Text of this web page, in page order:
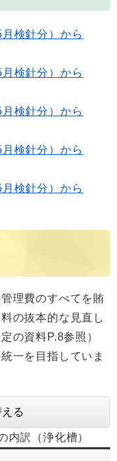
検針分）から
検針分）から
検針分）から
検針分）から
検針分）から
理費のすべてを賄
の抜本的な見直し
の資料P.8参照）
一を目指していま
る
内訳（浄化槽）